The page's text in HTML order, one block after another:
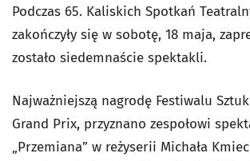
Podczas 65. Kaliskich Spotkań
zakończyły się w sobotę, 18 maja,
zostało siedemnaście spektakli.
Najważniejszą nagrodę Festiwalu
Grand Prix, przyznano zespołowi
„Przemiana” w reżyserii Michała